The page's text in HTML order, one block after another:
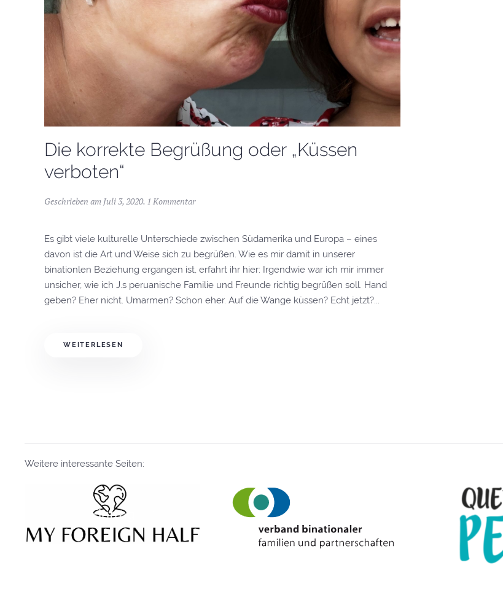
Die korrekte Begrüßung oder „Küssen
verboten“
Geschrieben am Juli 3, 2020. 1 Kommentar
Es gibt viele kulturelle Unterschiede zwischen Südamerika und Europa – eines
davon ist die Art und Weise sich zu begrüßen. Wie es mir damit in unserer
binationlen Beziehung ergangen ist, erfahrt ihr hier: Irgendwie war ich mir immer
unsicher, wie ich J.s peruanische Familie und Freunde richtig begrüßen soll. Hand
geben? Eher nicht. Umarmen? Schon eher. Auf die Wange küssen? Echt jetzt?...
WEITERLESEN
Weitere interessante Seiten:
Eintrag